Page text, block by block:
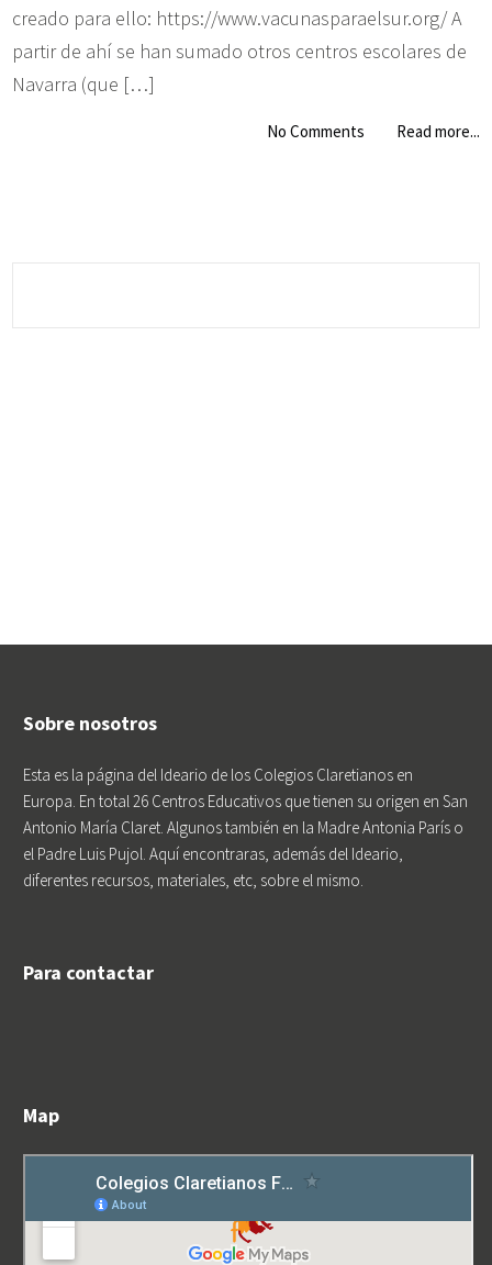
creado para ello: https://www.vacunasparaelsur.org/ A
partir de ahí se han sumado otros centros escolares de
Navarra (que […]
No Comments Read more...
Sobre nosotros
Esta es la página del Ideario de los Colegios Claretianos en
Europa. En total 26 Centros Educativos que tienen su origen en San
Antonio María Claret. Algunos también en la Madre Antonia París o
el Padre Luis Pujol. Aquí encontraras, además del Ideario,
diferentes recursos, materiales, etc, sobre el mismo.
Para contactar
Map